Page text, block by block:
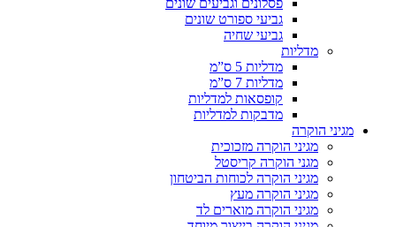
פסלונים וגביעים שונים
גביעי ספורט שונים
גביעי שחיה
מדליות
מדליות 5 ס”מ
מדליות 7 ס”מ
קופסאות למדליות
מדבקות למדליות
מגיני הוקרה
מגיני הוקרה מזכוכית
מגני הוקרה קריסטל
מגיני הוקרה לכוחות הביטחון
מגיני הוקרה מעץ
מגיני הוקרה מוארים לד